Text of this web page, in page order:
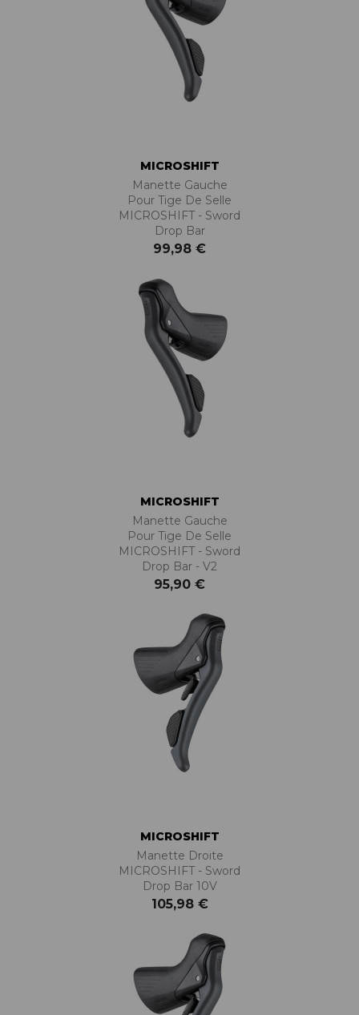
MICROSHIFT
Manette Gauche
Pour Tige De Selle
MICROSHIFT - Sword
Drop Bar
99,98 €
MICROSHIFT
Manette Gauche
Pour Tige De Selle
MICROSHIFT - Sword
Drop Bar - V2
95,90 €
MICROSHIFT
Manette Droite
MICROSHIFT - Sword
Drop Bar 10V
105,98 €